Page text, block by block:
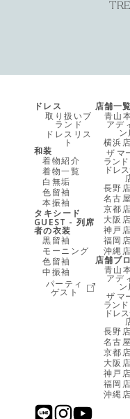
ドレス
取り扱いブ
ランド
ドレスリス
ト
和装
着物紹介
着物一覧
白無垢
色留袖
本振袖
タキシード
GUEST - 列席
者の衣装
黒留袖
モーニング
色留袖
中振袖
パーティ
ゲスト
店舗一覧
青山
アデ
横浜
ザ マ
ラン
ドレ
長野
名古
京都店
大阪店
神戸店
福岡店
沖縄店
店舗ブ
青山
アデ
ザ マ
ラン
ドレ
長野
名古
京都店
大阪店
神戸店
福岡店
沖縄店